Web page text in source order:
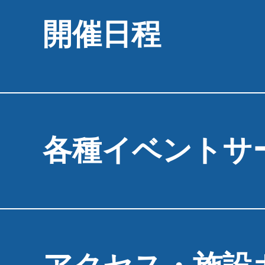
開催日程
各種イベントサ